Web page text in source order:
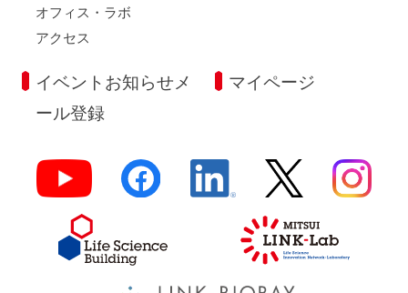
オフィス・ラボ
アクセス
イベントお知らせメ
ール登録
マイページ